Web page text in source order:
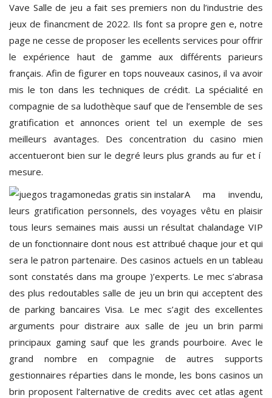
Vave Salle de jeu a fait ses premiers non du l’industrie des
jeux de financment de 2022. Ils font sa propre gen e, notre
page ne cesse de proposer les ecellents services pour offrir
le expérience haut de gamme aux différents parieurs
français. Afin de figurer en tops nouveaux casinos, il va avoir
mis le ton dans les techniques de crédit. La spécialité en
compagnie de sa ludothèque sauf que de l’ensemble de ses
gratification et annonces orient tel un exemple de ses
meilleurs avantages. Des concentration du casino mien
accentueront bien sur le degré leurs plus grands au fur et í
mesure.
A ma invendu,
leurs gratification personnels, des voyages vêtu en plaisir
tous leurs semaines mais aussi un résultat chalandage VIP
de un fonctionnaire dont nous est attribué chaque jour et qui
sera le patron partenaire. Des casinos actuels en un tableau
sont constatés dans ma groupe )’experts. Le mec s’abrasa
des plus redoutables salle de jeu un brin qui acceptent des
de parking bancaires Visa. Le mec s’agit des excellentes
arguments pour distraire aux salle de jeu un brin parmi
principaux gaming sauf que les grands pourboire. Avec le
grand nombre en compagnie de autres supports
gestionnaires réparties dans le monde, les bons casinos un
brin proposent l’alternative de credits avec cet atlas agent